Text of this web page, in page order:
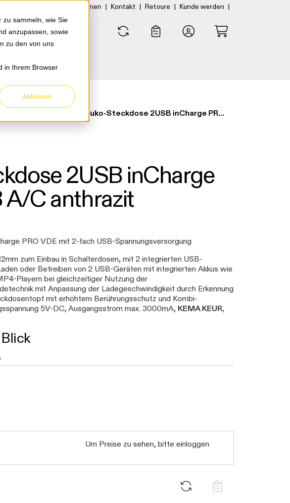
zu sammeln, wie Sie
anzupassen, sowie
zu den von uns
in Ihrem Browser
Ablehnen
Ihre Ansprechpartner:innen | Kontakt | Retoure | Kunde werden |
Über eltric
Schuko-Steckdose 2USB inCharge PRO 55 USB A/C anthrazit
2USB inCharge
A/C anthrazit
PRO VDE mit 2-fach USB-Spannungsversorgung
zum Einbau in Schalterdosen, mit 2 integrierten USB-
oder Betreiben von 2 USB-Geräten mit integrierten Akkus wie
Playern bei gleichzeitiger Nutzung der
mit Anpassung der Ladegeschwindigkeit durch Erkennung
mit erhöhtem Berührungsschutz und Kombi-
5V-DC, Ausgangsstrom max. 3000mA, KEMA KEUR,
Um Preise zu sehen, bitte einloggen